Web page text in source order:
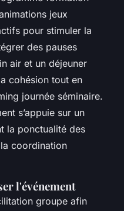
jeux
pour stimuler la
des pauses
air et un déjeuner
cohésion tout en
journée séminaire.
s’appuie sur un
la ponctualité des
coordination
l'événement
groupe afin